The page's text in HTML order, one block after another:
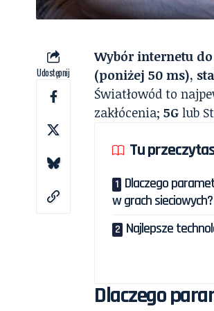
Udostępnij
Wybór internetu
(poniżej 50 ms),
Światłowód to
zakłócenia;5G lub
Tu
Dlaczego
w grach sieciowych?
Najlepsze
Dlaczego